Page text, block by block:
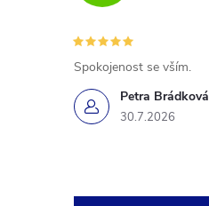
Petra Brádková
30.7.2026
Spokojenost se vším.